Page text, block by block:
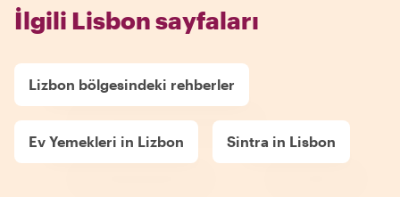
İlgili Lisbon sayfaları
Lizbon bölgesindeki rehberler
Ev Yemekleri in Lizbon Sintra in Lisbon